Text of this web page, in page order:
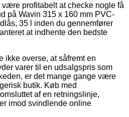
være profitabelt at checke nogle få
på Wavin 315 x 160 mm PVC-
35 l inden du gennemfører
at indhente den bedste
ikke overse, at såfremt en
varer til en udsalgspris som
er det mange gange være
butik. Køb med
af en retningslinje,
imod svindlende online